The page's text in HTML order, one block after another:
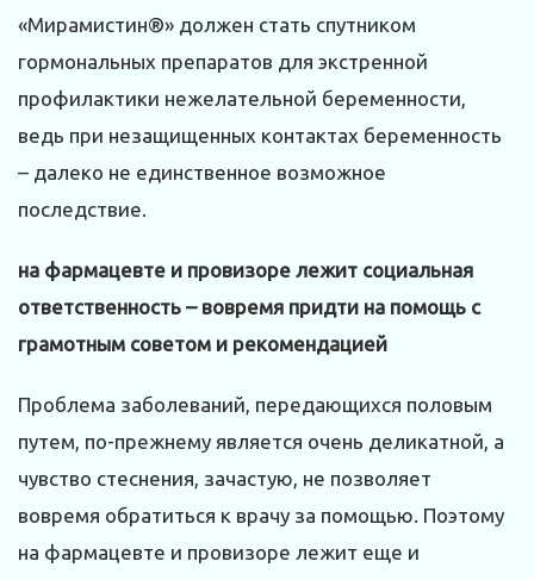
«Мирамистин®» должен стать спутником
гормональных препаратов для экстренной
профилактики нежелательной беременности,
ведь при незащищенных контактах беременность
– далеко не единственное возможное
последствие.
на фармацевте и провизоре лежит социальная
ответственность – вовремя придти на помощь с
грамотным советом и рекомендацией
Проблема заболеваний, передающихся половым
путем, по-прежнему является очень деликатной, а
чувство стеснения, зачастую, не позволяет
вовремя обратиться к врачу за помощью. Поэтому
на фармацевте и провизоре лежит еще и